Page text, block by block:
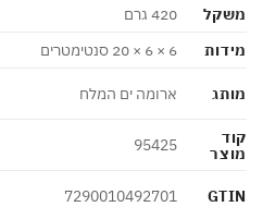
420 גרם
6 × 6 × 20 סנטימטרים
ארומה ים המלח
95425
7290010492701